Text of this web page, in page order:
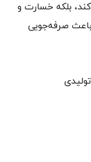
بلکه خسارت و
صرفه‌جویی